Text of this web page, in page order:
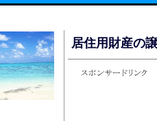
居住用財産の